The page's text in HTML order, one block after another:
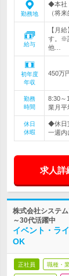
勤務地
◆本社
（将
給与
【月
す。※
他…
初年度
年収
450万
勤務
時間
8:30～
業月平
休日
休暇
◆休日
一週内
求人詳
株式会社システ
～30代活躍中
イベント・ラ
OK
正社員 職種・